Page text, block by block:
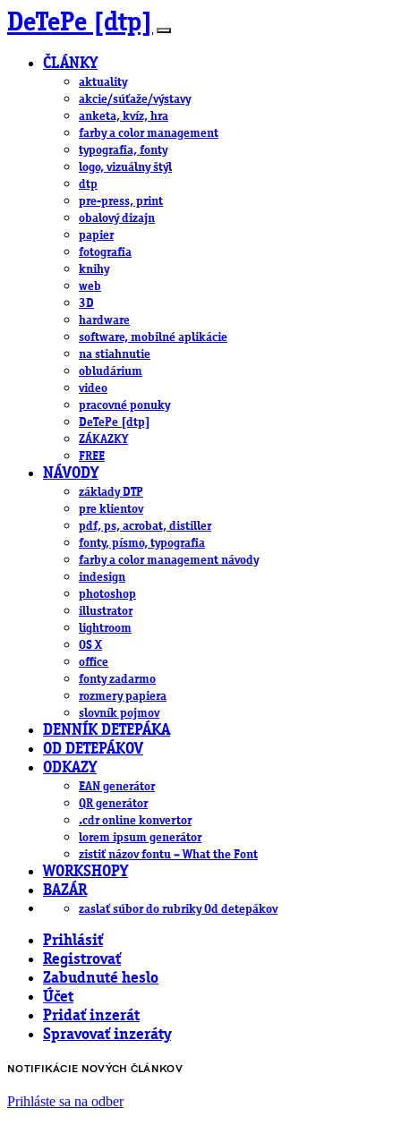
DeTePe [dtp]
ČLÁNKY
aktuality
akcie/súťaže/výstavy
anketa, kvíz, hra
farby a color management
typografia, fonty
logo, vizuálny štýl
dtp
pre-press, print
obalový dizajn
papier
fotografia
knihy
web
3D
hardware
software, mobilné aplikácie
na stiahnutie
obludárium
video
pracovné ponuky
DeTePe [dtp]
ZÁKAZKY
FREE
NÁVODY
základy DTP
pre klientov
pdf, ps, acrobat, distiller
fonty, písmo, typografia
farby a color management návody
indesign
photoshop
illustrator
lightroom
OS X
office
fonty zadarmo
rozmery papiera
slovník pojmov
DENNÍK DETEPÁKA
OD DETEPÁKOV
ODKAZY
EAN generátor
QR generátor
.cdr online konvertor
lorem ipsum generátor
zistiť názov fontu – What the Font
WORKSHOPY
BAZÁR
zaslať súbor do rubriky Od detepákov
Prihlásiť
Registrovať
Zabudnuté heslo
Účet
Pridať inzerát
Spravovať inzeráty
NOTIFIKÁCIE NOVÝCH ČLÁNKOV
Prihláste sa na odber